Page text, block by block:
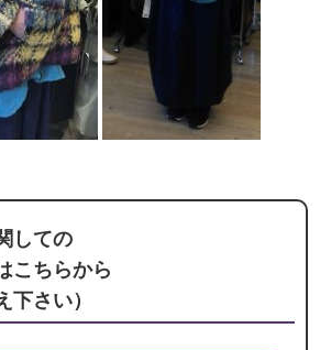
しての
こちらから
下さい）